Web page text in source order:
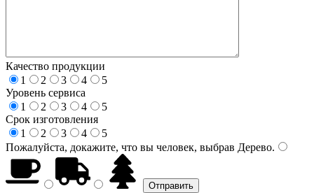
Качество продукции
1
2 3 4
5
Уровень сервиса
1
2 3 4
5
Срок изготовления
1
2 3 4
5
Пожалуйста, докажите, что вы человек, выбрав Дерево.